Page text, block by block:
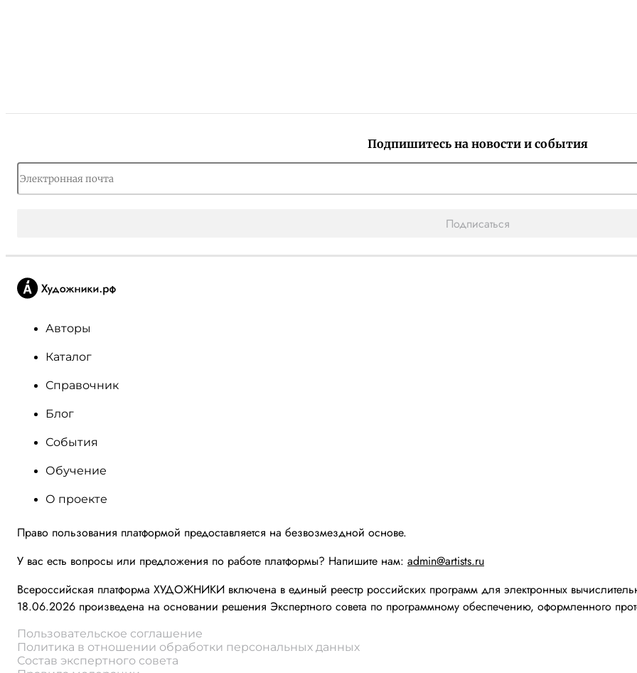
Подпишитесь на новости и события
Подписаться
Авторы
Каталог
Справочник
Блог
События
Обучение
О проекте
Право пользования платформой предоставляется на безвозмездной основе.
У вас есть вопросы или предложения по работе платформы? Напишите нам: admin@artists.ru
Всероссийская платформа ХУДОЖНИКИ включена в единый реестр российских программ для электронных
18.06.2026 произведена на основании решения Экспертного совета по программному обеспечению, оформленного
Пользовательское соглашение
Политика в отношении обработки персональных данных
Состав экспертного совета